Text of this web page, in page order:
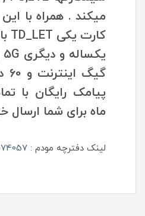
میکند . همراه با
ماه برای شما ارسال
لینک دفترچه مودم :